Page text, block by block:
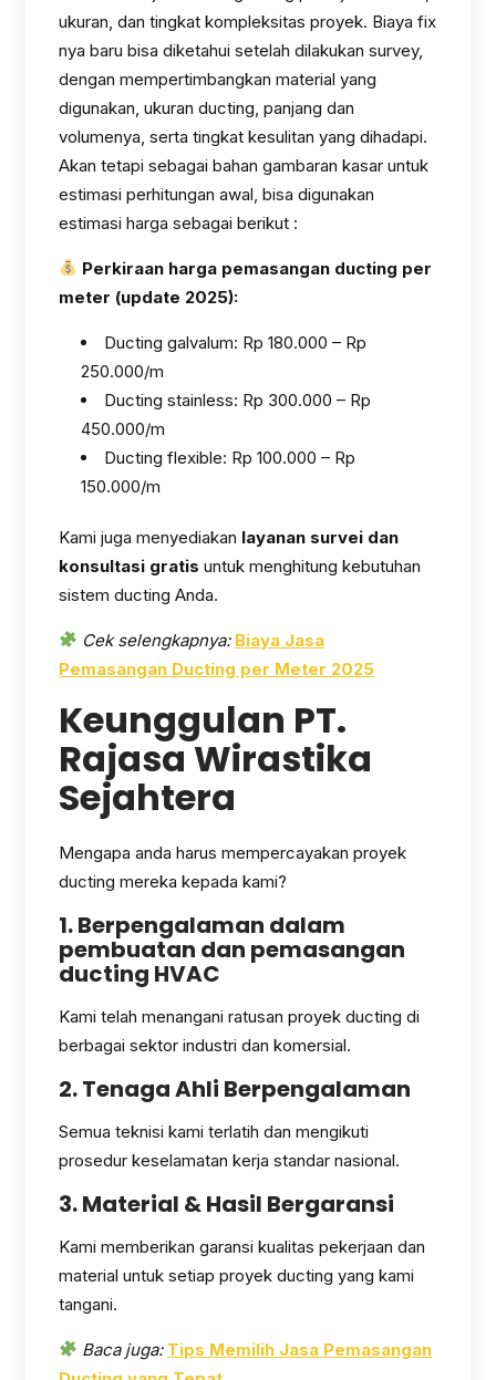
ukuran, dan tingkat kompleksitas proyek. Biaya fix
nya baru bisa diketahui setelah dilakukan survey,
dengan mempertimbangkan material yang
digunakan, ukuran ducting, panjang dan
volumenya, serta tingkat kesulitan yang dihadapi.
Akan tetapi sebagai bahan gambaran kasar untuk
estimasi perhitungan awal, bisa digunakan
estimasi harga sebagai berikut :
Perkiraan harga pemasangan ducting per
meter (update 2025):
Ducting galvalum: Rp 180.000 – Rp
250.000/m
Ducting stainless: Rp 300.000 – Rp
450.000/m
Ducting flexible: Rp 100.000 – Rp
150.000/m
Kami juga menyediakan layanan survei dan
konsultasi gratis untuk menghitung kebutuhan
sistem ducting Anda.
Cek selengkapnya: Biaya Jasa
Pemasangan Ducting per Meter 2025
Keunggulan PT.
Rajasa Wirastika
Sejahtera
Mengapa anda harus mempercayakan proyek
ducting mereka kepada kami?
1. Berpengalaman dalam
pembuatan dan pemasangan
ducting HVAC
Kami telah menangani ratusan proyek ducting di
berbagai sektor industri dan komersial.
2. Tenaga Ahli Berpengalaman
Semua teknisi kami terlatih dan mengikuti
prosedur keselamatan kerja standar nasional.
3. Material & Hasil Bergaransi
Kami memberikan garansi kualitas pekerjaan dan
material untuk setiap proyek ducting yang kami
tangani.
Baca juga: Tips Memilih Jasa Pemasangan